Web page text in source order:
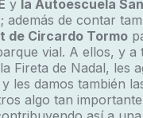
y la Autoescuela
; además de contar
de Circardo Tormo
vial. A ellos, y a
Fireta de Nadal, les
les damos también
algo tan